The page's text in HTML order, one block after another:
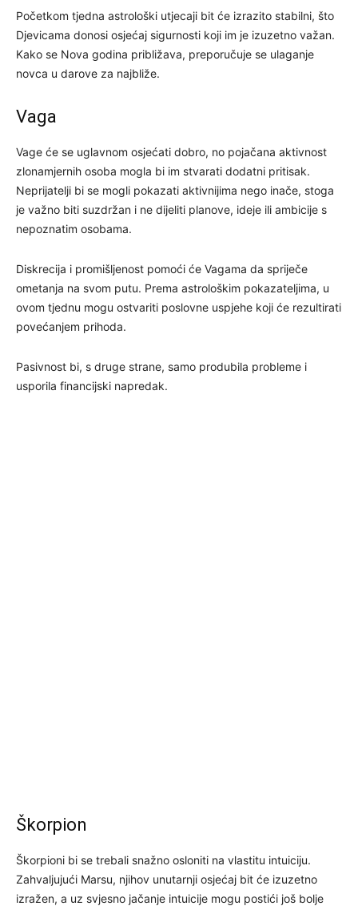
Početkom tjedna astrološki utjecaji bit će izrazito stabilni, što
Djevicama donosi osjećaj sigurnosti koji im je izuzetno važan.
Kako se Nova godina približava, preporučuje se ulaganje
novca u darove za najbliže.
Vaga
Vage će se uglavnom osjećati dobro, no pojačana aktivnost
zlonamjernih osoba mogla bi im stvarati dodatni pritisak.
Neprijatelji bi se mogli pokazati aktivnijima nego inače, stoga
je važno biti suzdržan i ne dijeliti planove, ideje ili ambicije s
nepoznatim osobama.
Diskrecija i promišljenost pomoći će Vagama da spriječe
ometanja na svom putu. Prema astrološkim pokazateljima, u
ovom tjednu mogu ostvariti poslovne uspjehe koji će rezultirati
povećanjem prihoda.
Pasivnost bi, s druge strane, samo produbila probleme i
usporila financijski napredak.
Škorpion
Škorpioni bi se trebali snažno osloniti na vlastitu intuiciju.
Zahvaljujući Marsu, njihov unutarnji osjećaj bit će izuzetno
izražen, a uz svjesno jačanje intuicije mogu postići još bolje